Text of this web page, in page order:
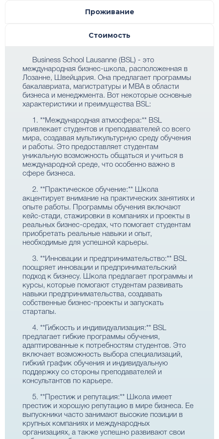
Проживание
Стоимость
Business School Lausanne (BSL) - это
международная бизнес-школа, расположенная в
Лозанне, Швейцария. Она предлагает программы
бакалавриата, магистратуры и MBA в области
бизнеса и менеджмента. Вот некоторые основные
характеристики и преимущества BSL:
1. **Международная атмосфера:** BSL
привлекает студентов и преподавателей со всего
мира, создавая мультикультурную среду обучения
и работы. Это предоставляет студентам
уникальную возможность общаться и учиться в
международной среде, что особенно важно в
сфере бизнеса.
2. **Практическое обучение:** Школа
акцентирует внимание на практических занятиях и
опыте работы. Программы обучения включают
кейс-стади, стажировки в компаниях и проекты в
реальных бизнес-средах, что помогает студентам
приобретать реальные навыки и опыт,
необходимые для успешной карьеры.
3. **Инновации и предпринимательство:** BSL
поощряет инновации и предпринимательский
подход к бизнесу. Школа предлагает программы и
курсы, которые помогают студентам развивать
навыки предпринимательства, создавать
собственные бизнес-проекты и запускать
стартапы.
4. **Гибкость и индивидуализация:** BSL
предлагает гибкие программы обучения,
адаптированные к потребностям студентов. Это
включает возможность выбора специализаций,
гибкий график обучения и индивидуальную
поддержку со стороны преподавателей и
консультантов по карьере.
5. **Престиж и репутация:** Школа имеет
престиж и хорошую репутацию в мире бизнеса. Ее
выпускники часто занимают высокие позиции в
крупных компаниях и международных
организациях, а также успешно развивают свои